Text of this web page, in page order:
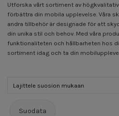
Utforska vårt sortiment av
förbättra din mobila upplevelse. Våra
andra tillbehör är designade för att
din unika stil och behov. Med våra
funktionaliteten och hållbarheten hos
sortiment idag och ta din
Suodata